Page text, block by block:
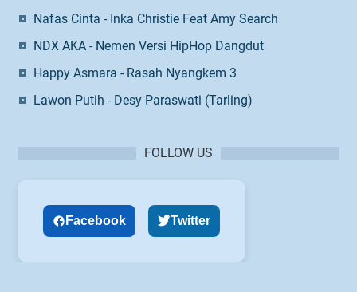
Nafas Cinta - Inka Christie Feat Amy Search
NDX AKA - Nemen Versi HipHop Dangdut
Happy Asmara - Rasah Nyangkem 3
Lawon Putih - Desy Paraswati (Tarling)
FOLLOW US
Facebook Twitter